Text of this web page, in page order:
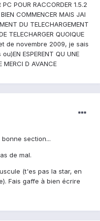
POUR RACCORDER 1.5.2
COMMENCER MAIS JAI
DU TELECHARGEMENT
TELECHARGER QUOIQUE
et de novembre 2009, je sais
ESPERENT QU UNE
MERCI D AVANCE
section...
de mal.
(t'es pas la star, en
Fais gaffe à bien écrire